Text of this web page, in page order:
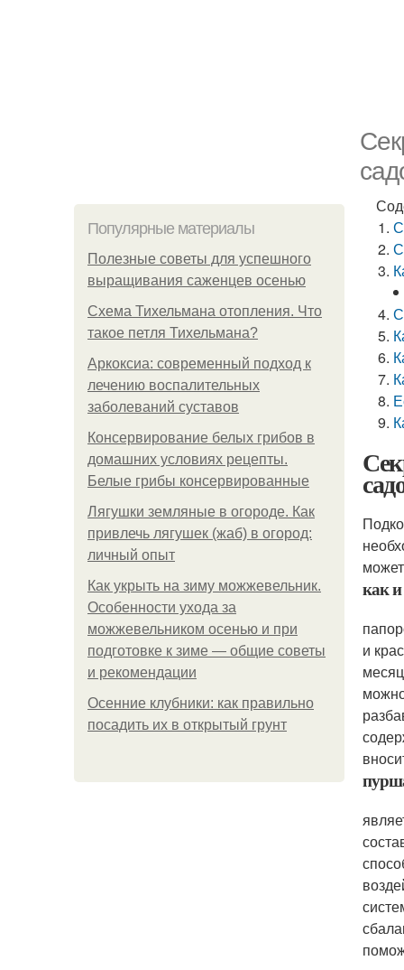
Популярные материалы
Полезные советы для успешного
выращивания саженцев осенью
Схема Тихельмана отопления. Что
такое петля Тихельмана?
Аркоксиа: современный подход к
лечению воспалительных
заболеваний суставов
Консервирование белых грибов в
домашних условиях рецепты.
Белые грибы консервированные
Лягушки земляные в огороде. Как
привлечь лягушек (жаб) в огород:
личный опыт
Как укрыть на зиму можжевельник.
Особенности ухода за
можжевельником осенью и при
подготовке к зиме — общие советы
и рекомендации
Осенние клубники: как правильно
посадить их в открытый грунт
как
и